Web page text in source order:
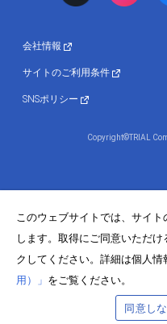
会社情報
サイトのご利用条件
SNSポリシー
Copyright©TRIAL
このウェブサイトでは、サイ
します。取得にご同意いただ
クしてください。詳細は個人情
用）」 をご覧ください。
同意し